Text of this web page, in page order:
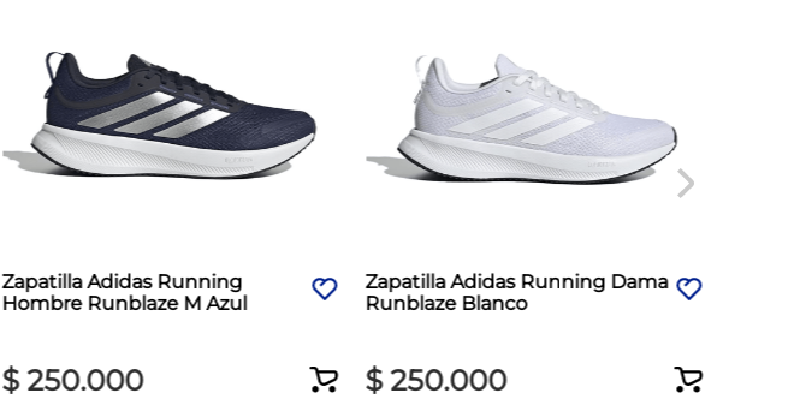
Zapatilla Adidas Running
Hombre Runblaze M Azul
$ 250.000
Zapatilla Adidas Running Dama
Runblaze Blanco
$ 250.000